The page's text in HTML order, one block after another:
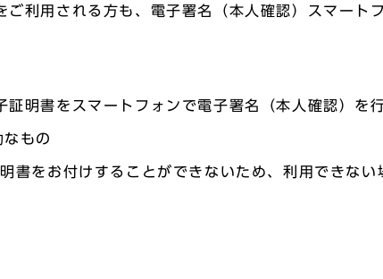
ご利用される方も、電子署名（本人確認）スマー
明書をスマートフォンで電子署名（本人確認）を
もの
書をお付けすることができないため、利用できない